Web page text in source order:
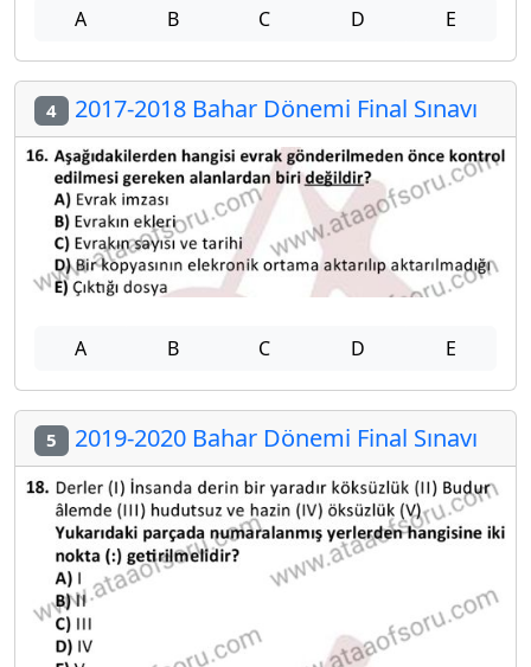
A B C D E
4 2017-2018 Bahar Dönemi Final Sınavı
A B C D E
5 2019-2020 Bahar Dönemi Final Sınavı